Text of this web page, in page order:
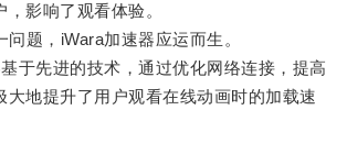
影响了观看体验。
题，iWara加速器应运而生。
先进的技术，通过优化网络连接，提高
大地提升了用户观看在线动画时的加载速